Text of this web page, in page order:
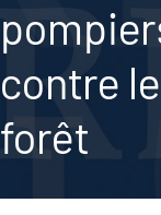
contre
forêt